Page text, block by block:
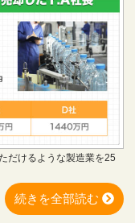
だけるような製造業を25
続きを全部読む